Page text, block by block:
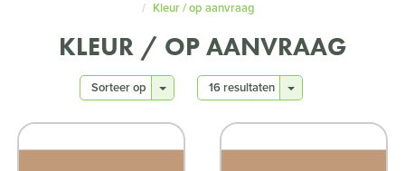
Kleur / op aanvraag
KLEUR / OP AANVRAAG
Sorteer op 16 resultaten